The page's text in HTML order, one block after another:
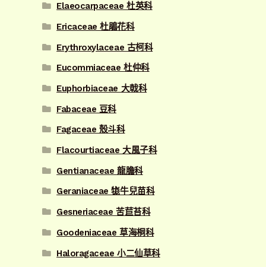
Elaeocarpaceae 杜英科
Ericaceae 杜鵑花科
Erythroxylaceae 古柯科
Eucommiaceae 杜仲科
Euphorbiaceae 大戟科
Fabaceae 豆科
Fagaceae 殼斗科
Flacourtiaceae 大風子科
Gentianaceae 龍膽科
Geraniaceae 牻牛兒苗科
Gesneriaceae 苦苣苔科
Goodeniaceae 草海桐科
Haloragaceae 小二仙草科